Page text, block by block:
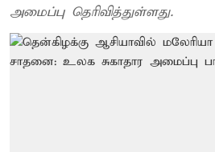
அமைப்பு தெரிவித்துள்ளது.